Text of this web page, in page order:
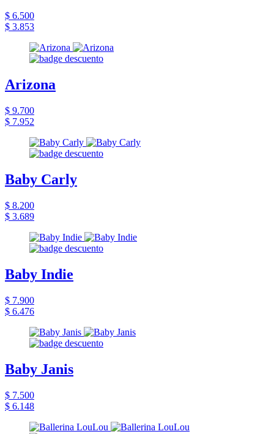
$ 6.500
$ 3.853
Arizona
$ 9.700
$ 7.952
Baby Carly
$ 8.200
$ 3.689
Baby Indie
$ 7.900
$ 6.476
Baby Janis
$ 7.500
$ 6.148